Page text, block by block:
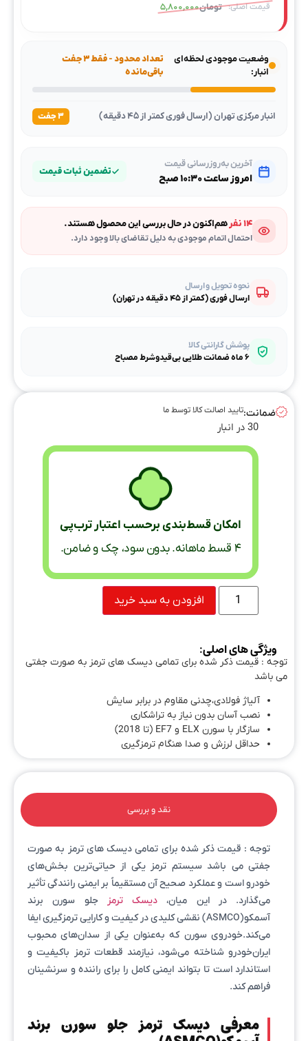
تومان5,800,000
وضعیت موجودی لحظه‌ای
انبار:
تعداد محدود - فقط ۳ جفت
باقی‌مانده
انبار مرکزی تهران (ارسال فوری کمتر از ۴۵ دقیقه) ۳ جفت
آخرین به‌روزرسانی قیمت
امروز ساعت ۱۰:۳۰ صبح
تضمین ثبات قیمت
۱۴ نفر هم‌اکنون در حال بررسی این محصول هستند.
احتمال اتمام موجودی به دلیل تقاضای بالا وجود دارد.
نحوه تحویل و ارسال
ارسال فوری (کمتر از ۴۵ دقیقه در تهران)
پوشش گارانتی کالا
۶ ماه ضمانت طلایی بی‌قیدوشرط مصباح
ضمانت:تایید اصالت کالا توسط ما
30 در انبار
امکان قسط‌بندی برحسب اعتبار ترب‌پی
۴ قسط ماهانه. بدون سود، چک و ضامن.
افزودن به سبد خرید
ویژگی های اصلی:
توجه : قیمت ذکر شده برای تمامی دیسک های ترمز به صورت جفتی
می باشد
آلیاژ فولادی،چدنی مقاوم در برابر سایش
نصب آسان بدون نیاز به تراشکاری
سازگار با سورن ELX و EF7 (تا 2018)
حداقل لرزش و صدا هنگام ترمزگیری
نقد و بررسی
توجه : قیمت ذکر شده برای تمامی دیسک های ترمز به صورت
جفتی می باشد سیستم ترمز یکی از حیاتی‌ترین بخش‌های
خودرو است و عملکرد صحیح آن مستقیماً بر ایمنی رانندگی تأثیر
می‌گذارد. در این میان، دیسک ترمز
جلو سورن برند
آسمکو(ASMCO) نقشی کلیدی در کیفیت و کارایی ترمزگیری ایفا
می‌کند.خودروی سورن که به‌عنوان یکی از سدان‌های محبوب
ایران‌خودرو شناخته می‌شود، نیازمند قطعات ترمز باکیفیت و
استاندارد است تا بتواند ایمنی کامل را برای راننده و سرنشینان
فراهم کند.
معرفی دیسک ترمز جلو سورن برند